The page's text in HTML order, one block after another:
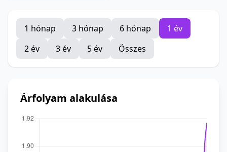
1 hónap 3 hónap 6 hónap
1 év
2 év
3 év 5 év Összes
Árfolyam alakulása